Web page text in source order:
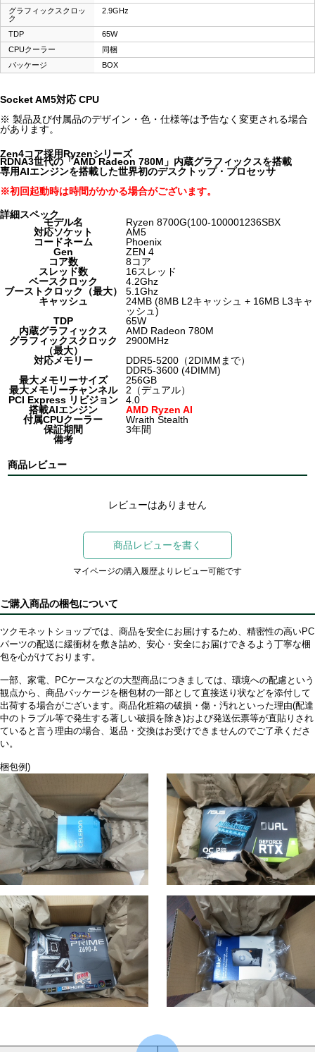
グラフィックスクロッ
ク
2.9GHz
TDP
65W
CPUクーラー
同梱
パッケージ
BOX
Socket AM5対応 CPU
※ 製品及び付属品のデザイン・色・仕様等は予告なく変更される場合
があります。
Zen4コア採用Ryzenシリーズ
RDNA3世代の「AMD Radeon 780M」内蔵グラフィックスを搭載
専用AIエンジンを搭載した世界初のデスクトップ・プロセッサ
※初回起動時は時間がかかる場合がございます。
詳細スペック
モデル名
Ryzen 8700G(100-100001236SBX
対応ソケット
AM5
コードネーム
Phoenix
Gen
ZEN 4
コア数
8コア
スレッド数
16スレッド
ベースクロック
4.2Ghz
ブーストクロック（最大）
5.1Ghz
キャッシュ
24MB (8MB L2キャッシュ + 16MB L3キャ
ッシュ)
TDP
65W
内蔵グラフィックス
AMD Radeon 780M
グラフィックスクロック
（最大）
2900MHz
対応メモリー
DDR5-5200（2DIMMまで）
DDR5-3600 (4DIMM)
最大メモリーサイズ
256GB
最大メモリーチャンネル
2（デュアル）
PCI Express リビジョン
4.0
搭載AIエンジン
AMD Ryzen AI
付属CPUクーラー
Wraith Stealth
保証期間
3年間
備考
商品レビュー
レビューはありません
商品レビューを書く
マイページの購入履歴よりレビュー可能です
ご購入商品の梱包について
ツクモネットショップでは、商品を安全にお届けするため、精密性の高いPC
パーツの配送に緩衝材を敷き詰め、安心・安全にお届けできるよう丁寧な梱
包を心がけております。
一部、家電、PCケースなどの大型商品につきましては、環境への配慮という
観点から、商品パッケージを梱包材の一部として直接送り状などを添付して
出荷する場合がございます。商品化粧箱の破損・傷・汚れといった理由(配達
中のトラブル等で発生する著しい破損を除き)および発送伝票等が直貼りされ
ていると言う理由の場合、返品・交換はお受けできませんのでご了承くださ
い。
梱包例)